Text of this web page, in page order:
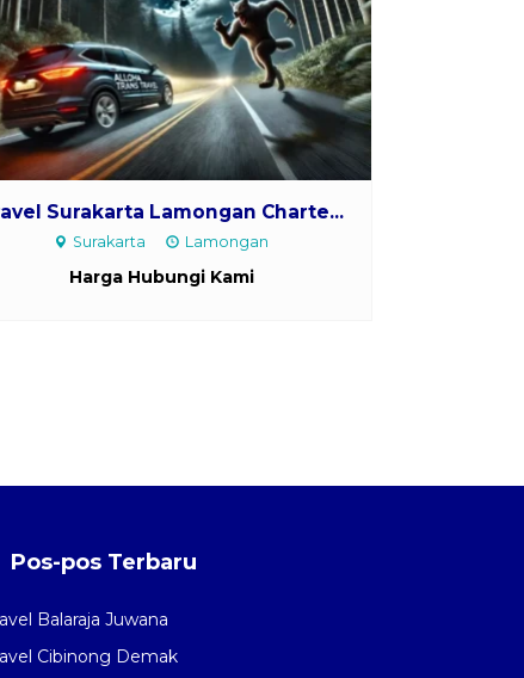
Surakarta Lamongan Charte...
Surakarta Lamongan
Harga Hubungi Kami
Pos-pos Terbaru
Balaraja Juwana
Cibinong Demak